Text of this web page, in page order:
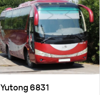
Yutong 6831